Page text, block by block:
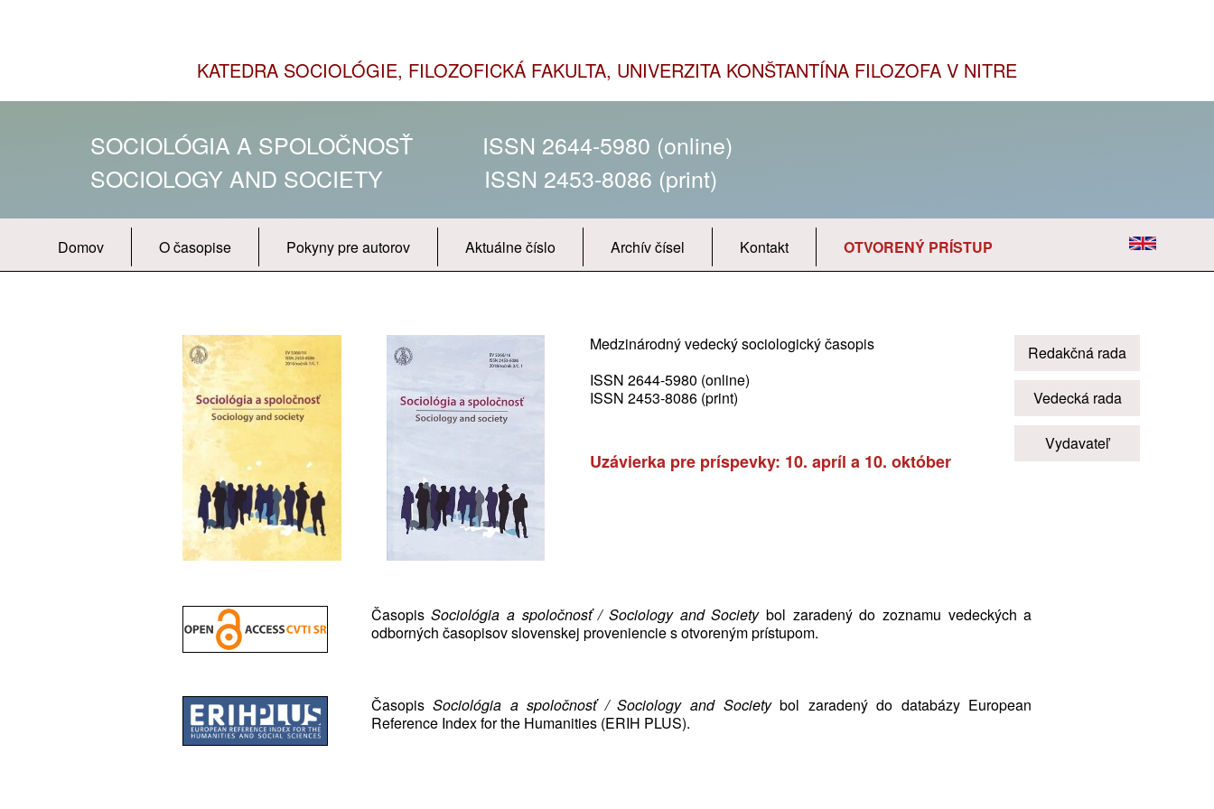
KATEDRA SOCIOLÓGIE, FILOZOFICKÁ FAKULTA, UNIVERZITA KONŠTANTÍNA FILOZOFA V NITRE
SOCIOLÓGIA A SPOLOČNOSŤ
ISSN 2644-5980 (online)
SOCIOLOGY AND SOCIETY
ISSN 2453-8086 (print)
Domov O časopise Pokyny pre autorov Aktuálne číslo Archív čísel Kontakt OTVORENÝ PRÍSTUP
Medzinárodný vedecký sociologický časopis
ISSN 2644-5980 (online)
ISSN 2453-8086 (print)
Uzávierka pre príspevky: 10. apríl a 10. október
ČasopisSociológia a spoločnosť / Sociology and Societybol zaradený do zoznamu vedeckých a
odborných časopisov slovenskej proveniencie s otvoreným prístupom.
ČasopisSociológia a spoločnosť / Sociology and Societybol zaradený do databázy European
Reference Index for the Humanities (ERIH PLUS).
Redakčná rada
Vedecká rada
Vydavateľ